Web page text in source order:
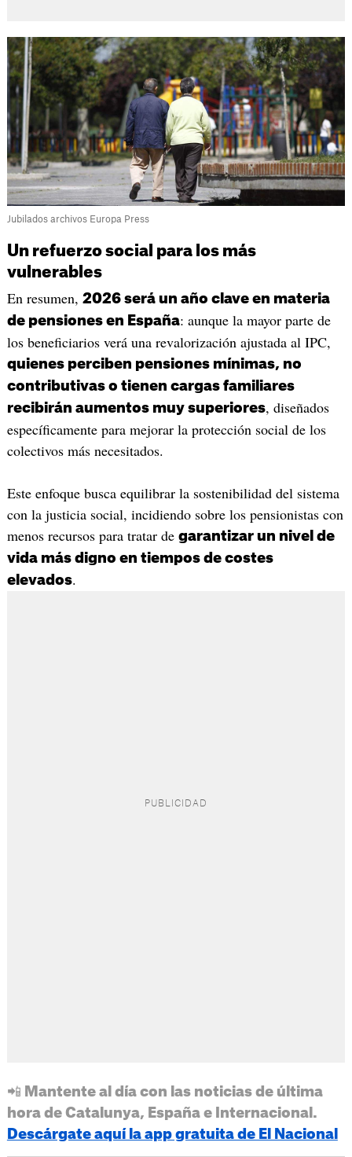
Jubilados archivos Europa Press
Un refuerzo social para los más
vulnerables
En resumen, 2026 será un año clave en materia
de pensiones en España: aunque la mayor parte de
los beneficiarios verá una revalorización ajustada al IPC,
quienes perciben pensiones mínimas, no
contributivas o tienen cargas familiares
recibirán aumentos muy superiores, diseñados
específicamente para mejorar la protección social de los
colectivos más necesitados.
Este enfoque busca equilibrar la sostenibilidad del sistema
con la justicia social, incidiendo sobre los pensionistas con
menos recursos para tratar de garantizar un nivel de
vida más digno en tiempos de costes
elevados.
📲 Mantente al día con las noticias de última
hora de Catalunya, España e Internacional.
Descárgate aquí la app gratuita de El Nacional